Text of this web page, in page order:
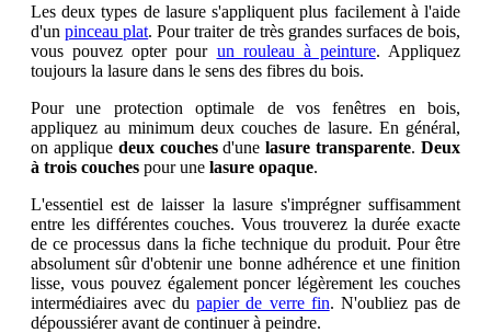
Les deux types de lasure s'appliquent plus facilement à l'aide
d'unpinceau plat. Pour traiter de très grandes surfaces de bois,
vous pouvez opter pour un rouleau à peinture. Appliquez
toujours la lasure dans le sens des fibres du bois.
Pour une protection optimale de vos fenêtres en bois,
appliquez au minimum deux couches de lasure. En général,
on applique deux couchesd'unelasure transparente.Deux
à trois couches pour une lasure opaque.
L'essentiel est de laisser la lasure s'imprégner suffisamment
entre les différentes couches. Vous trouverez la durée exacte
de ce processus dans la fiche technique du produit. Pour être
absolument sûr d'obtenir une bonne adhérence et une finition
lisse, vous pouvez également poncer légèrement les couches
intermédiaires avec dupapier de verre fin. N'oubliez pas de
dépoussiérer avant de continuer à peindre.